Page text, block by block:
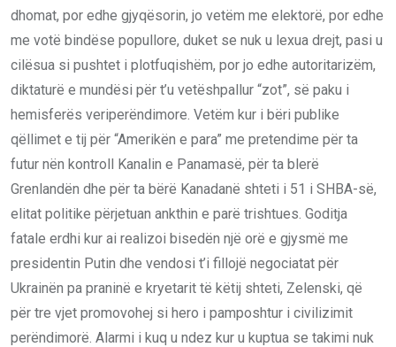
dhomat, por edhe gjyqësorin, jo vetëm me elektorë, por edhe
me votë bindëse popullore, duket se nuk u lexua drejt, pasi u
cilësua si pushtet i plotfuqishëm, por jo edhe autoritarizëm,
diktaturë e mundësi për t’u vetëshpallur “zot”, së paku i
hemisferës veriperëndimore. Vetëm kur i bëri publike
qëllimet e tij për “Amerikën e para” me pretendime për ta
futur nën kontroll Kanalin e Panamasë, për ta blerë
Grenlandën dhe për ta bërë Kanadanë shteti i 51 i SHBA-së,
elitat politike përjetuan ankthin e parë trishtues. Goditja
fatale erdhi kur ai realizoi bisedën një orë e gjysmë me
presidentin Putin dhe vendosi t’i fillojë negociatat për
Ukrainën pa praninë e kryetarit të këtij shteti, Zelenski, që
për tre vjet promovohej si hero i pamposhtur i civilizimit
perëndimorë. Alarmi i kuq u ndez kur u kuptua se takimi nuk